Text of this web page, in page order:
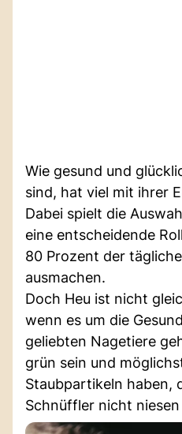
Wie gesund und
sind, hat viel mit ihrer
Dabei spielt die
eine entscheidende
80 Prozent der
ausmachen.
Doch Heu ist nicht
wenn es um die
geliebten Nagetiere
grün sein und
Staubpartikeln haben,
Schnüffler nicht niesen